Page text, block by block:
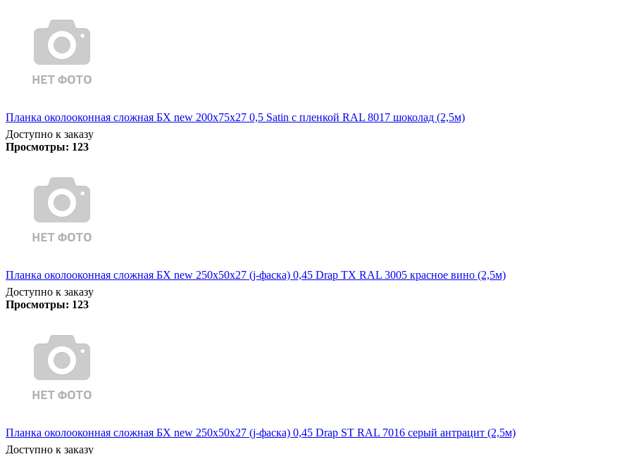
Планка околооконная сложная БХ new 200х75х27 0,5 Satin с пленкой RAL 8017 шоколад (2,5м)
Доступно к заказу
Просмотры: 123
Планка околооконная сложная БХ new 250х50х27 (j-фаска) 0,45 Drap TX RAL 3005 красное вино (2,5м)
Доступно к заказу
Просмотры: 123
Планка околооконная сложная БХ new 250х50х27 (j-фаска) 0,45 Drap ST RAL 7016 серый антрацит (2,5м)
Доступно к заказу